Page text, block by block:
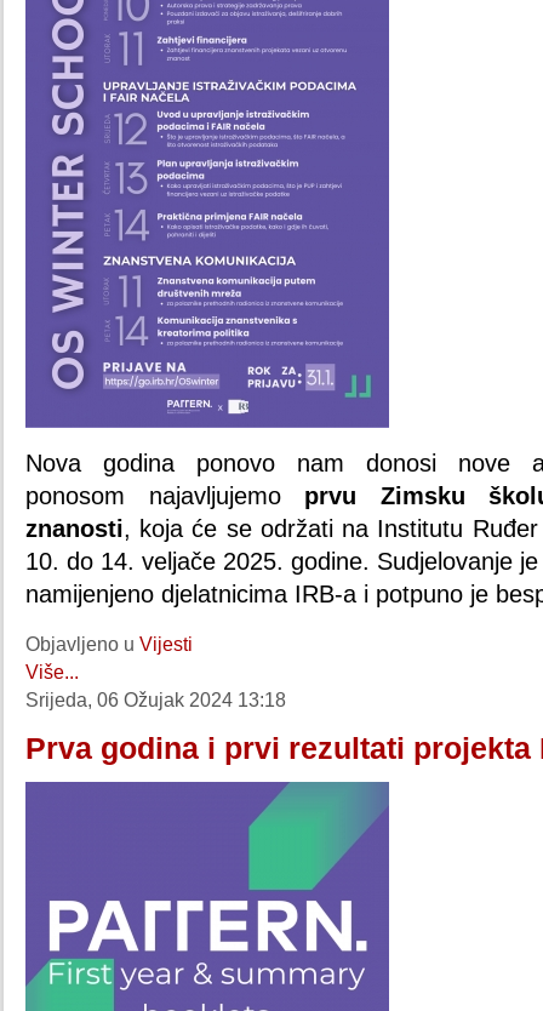
Nova godina ponovo nam donosi nove
ponosom najavljujemo prvu Zimsku
znanosti, koja će se održati na Institutu
10. do 14. veljače 2025. godine. Sudjelovanje
namijenjeno djelatnicima IRB-a i potpuno je
Objavljeno u Vijesti
Više...
Srijeda, 06 Ožujak 2024 13:18
Prva godina i prvi rezultati projekta